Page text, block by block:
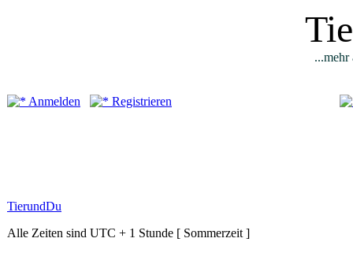
...mehr
Anmelden Registrieren
TierundDu
Alle Zeiten sind UTC + 1 Stunde [ Sommerzeit ]